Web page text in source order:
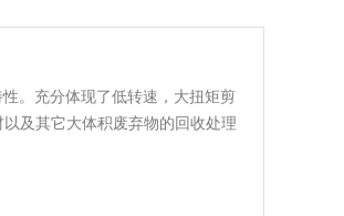
。充分体现了低转速，大扭矩剪
及其它大体积废弃物的回收处理